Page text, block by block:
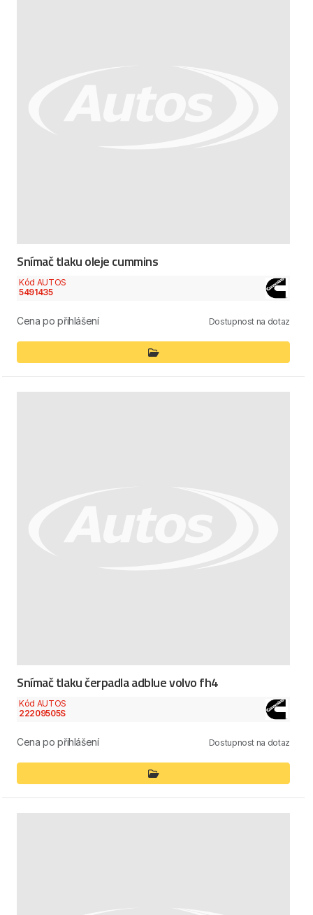
Snímač tlaku oleje cummins
Kód AUTOS
5491435
Cena po přihlášení Dostupnost na dotaz
Snímač tlaku čerpadla adblue volvo fh4
Kód AUTOS
22209505S
Cena po přihlášení Dostupnost na dotaz